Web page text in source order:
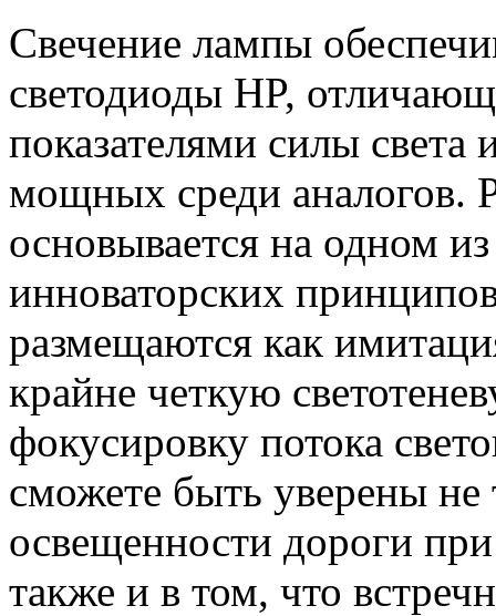
Свечение лампы
светодиоды HP,
показателями силы
мощных среди аналогов.
основывается на одном
инноваторских
размещаются как
крайне четкую
фокусировку потока
сможете быть уверены не
освещенности дороги
также и в том, что